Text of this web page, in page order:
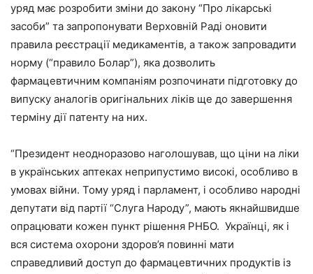
уряд має розробити зміни до закону “Про лікарські
засоби” та запропонувати Верховній Раді оновити
правила реєстрації медикаментів, а також запровадити
норму (“правило Болар”), яка дозволить
фармацевтичним компаніям розпочинати підготовку до
випуску аналогів оригінальних ліків ще до завершення
терміну дії патенту на них.
“Президент неодноразово наголошував, що ціни на ліки
в українських аптеках неприпустимо високі, особливо в
умовах війни. Тому уряд і парламент, і особливо народні
депутати від партії “Слуга Народу”, мають якнайшвидше
опрацювати кожен пункт рішення РНБО. Українці, як і
вся система охорони здоров’я повинні мати
справедливий доступ до фармацевтичних продуктів із